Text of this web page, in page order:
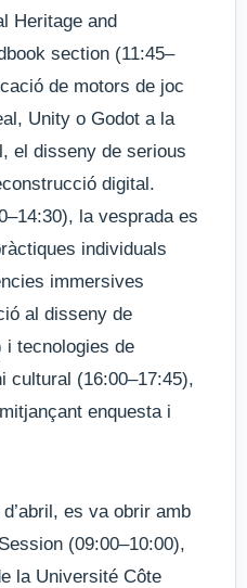
Heritage and
section (11:45–
de motors de joc
Unity o Godot a la
el disseny de serious
digital.
la vesprada es
individuals
immersives
al disseny de
i tecnologies de
cultural (16:00–17:45),
enquesta i
es va obrir amb
(09:00–10:00),
la Université Côte